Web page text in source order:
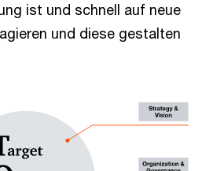
ist und schnell auf neue
und diese gestalten